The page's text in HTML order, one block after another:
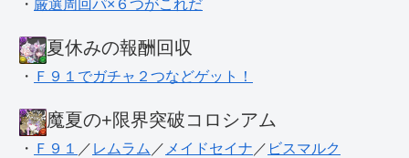
・ 厳選周回パ×６つがこれだ
夏休みの報酬回収
・ Ｆ９１でガチャ２つなどゲット！
魔夏の+限界突破コロシアム
・ Ｆ９１ ／ レムラム ／ メイドセイナ ／ ビスマルク